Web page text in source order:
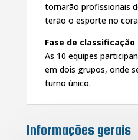
tornarão profissionais
terão o esporte no
Fase de classificação
As 10 equipes
em dois grupos, onde
turno único.
Informações gerais